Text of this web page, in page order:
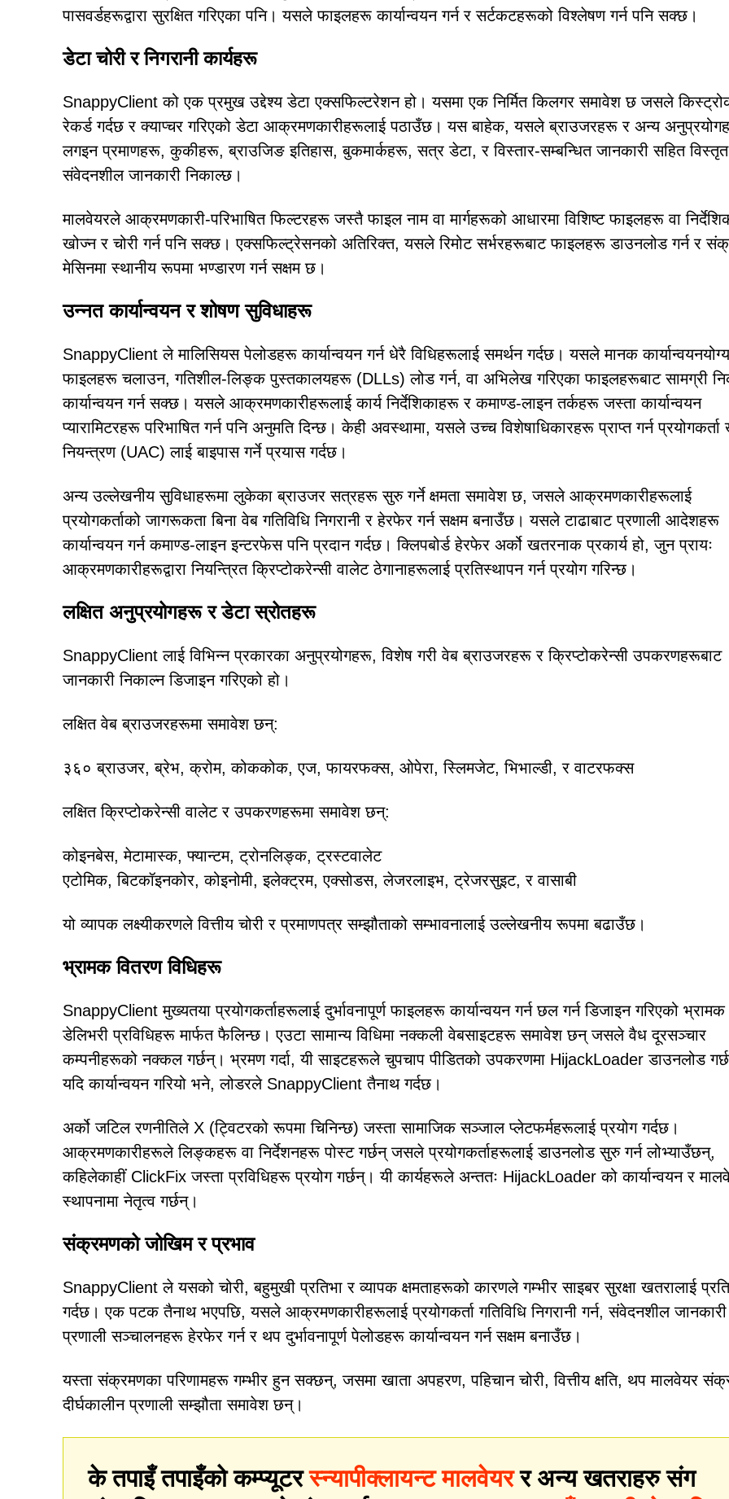
पासवर्डहरूद्वारा सुरक्षित गरिएका पनि। यसले फाइलहरू कार्यान्वयन गर्न र सर्टकटहरूको विश्लेषण गर्न पनि सक्छ।
डेटा चोरी र निगरानी कार्यहरू
SnappyClient को एक प्रमुख उद्देश्य डेटा एक्सफिल्टरेशन हो। यसमा एक निर्मित किलगर समावेश छ जसले
रेकर्ड गर्दछ र क्याप्चर गरिएको डेटा आक्रमणकारीहरूलाई पठाउँछ। यस बाहेक, यसले ब्राउजरहरू र अन्य
लगइन प्रमाणहरू, कुकीहरू, ब्राउजिङ इतिहास, बुकमार्कहरू, सत्र डेटा, र विस्तार-सम्बन्धित जानकारी सहित विस्तृत
संवेदनशील जानकारी निकाल्छ।
मालवेयरले आक्रमणकारी-परिभाषित फिल्टरहरू जस्तै फाइल नाम वा मार्गहरूको आधारमा विशिष्ट फाइलहरू वा
खोज्न र चोरी गर्न पनि सक्छ। एक्सफिल्ट्रेसनको अतिरिक्त, यसले रिमोट सर्भरहरूबाट फाइलहरू डाउनलोड गर्न र
मेसिनमा स्थानीय रूपमा भण्डारण गर्न सक्षम छ।
उन्नत कार्यान्वयन र शोषण सुविधाहरू
SnappyClient ले मालिसियस पेलोडहरू कार्यान्वयन गर्न धेरै विधिहरूलाई समर्थन गर्दछ। यसले मानक कार्यान्वयनयोग्य
फाइलहरू चलाउन, गतिशील-लिङ्क पुस्तकालयहरू (DLLs) लोड गर्न, वा अभिलेख गरिएका फाइलहरूबाट सामग्री
कार्यान्वयन गर्न सक्छ। यसले आक्रमणकारीहरूलाई कार्य निर्देशिकाहरू र कमाण्ड-लाइन तर्कहरू जस्ता कार्यान्वयन
प्यारामिटरहरू परिभाषित गर्न पनि अनुमति दिन्छ। केही अवस्थामा, यसले उच्च विशेषाधिकारहरू प्राप्त गर्न प्रयोगकर्ता
नियन्त्रण (UAC) लाई बाइपास गर्ने प्रयास गर्दछ।
अन्य उल्लेखनीय सुविधाहरूमा लुकेका ब्राउजर सत्रहरू सुरु गर्ने क्षमता समावेश छ, जसले आक्रमणकारीहरूलाई
प्रयोगकर्ताको जागरूकता बिना वेब गतिविधि निगरानी र हेरफेर गर्न सक्षम बनाउँछ। यसले टाढाबाट प्रणाली आदेशहरू
कार्यान्वयन गर्न कमाण्ड-लाइन इन्टरफेस पनि प्रदान गर्दछ। क्लिपबोर्ड हेरफेर अर्को खतरनाक प्रकार्य हो, जुन प्रायः
आक्रमणकारीहरूद्वारा नियन्त्रित क्रिप्टोकरेन्सी वालेट ठेगानाहरूलाई प्रतिस्थापन गर्न प्रयोग गरिन्छ।
लक्षित अनुप्रयोगहरू र डेटा स्रोतहरू
SnappyClient लाई विभिन्न प्रकारका अनुप्रयोगहरू, विशेष गरी वेब ब्राउजरहरू र क्रिप्टोकरेन्सी उपकरणहरूबाट
जानकारी निकाल्न डिजाइन गरिएको हो।
लक्षित वेब ब्राउजरहरूमा समावेश छन्:
३६० ब्राउजर, ब्रेभ, क्रोम, कोककोक, एज, फायरफक्स, ओपेरा, स्लिमजेट, भिभाल्डी, र वाटरफक्स
लक्षित क्रिप्टोकरेन्सी वालेट र उपकरणहरूमा समावेश छन्:
कोइनबेस, मेटामास्क, फ्यान्टम, ट्रोनलिङ्क, ट्रस्टवालेट
एटोमिक, बिटकॉइनकोर, कोइनोमी, इलेक्ट्रम, एक्सोडस, लेजरलाइभ, ट्रेजरसुइट, र वासाबी
यो व्यापक लक्ष्यीकरणले वित्तीय चोरी र प्रमाणपत्र सम्झौताको सम्भावनालाई उल्लेखनीय रूपमा बढाउँछ।
भ्रामक वितरण विधिहरू
SnappyClient मुख्यतया प्रयोगकर्ताहरूलाई दुर्भावनापूर्ण फाइलहरू कार्यान्वयन गर्न छल गर्न डिजाइन गरिएको भ्रामक
डेलिभरी प्रविधिहरू मार्फत फैलिन्छ। एउटा सामान्य विधिमा नक्कली वेबसाइटहरू समावेश छन् जसले वैध दूरसञ्चार
कम्पनीहरूको नक्कल गर्छन्। भ्रमण गर्दा, यी साइटहरूले चुपचाप पीडितको उपकरणमा HijackLoader डाउनलोड
यदि कार्यान्वयन गरियो भने, लोडरले SnappyClient तैनाथ गर्दछ।
अर्को जटिल रणनीतिले X (ट्विटरको रूपमा चिनिन्छ) जस्ता सामाजिक सञ्जाल प्लेटफर्महरूलाई प्रयोग गर्दछ।
आक्रमणकारीहरूले लिङ्कहरू वा निर्देशनहरू पोस्ट गर्छन् जसले प्रयोगकर्ताहरूलाई डाउनलोड सुरु गर्न लोभ्याउँछन्,
कहिलेकाहीं ClickFix जस्ता प्रविधिहरू प्रयोग गर्छन्। यी कार्यहरूले अन्ततः HijackLoader को कार्यान्वयन र
स्थापनामा नेतृत्व गर्छन्।
संक्रमणको जोखिम र प्रभाव
SnappyClient ले यसको चोरी, बहुमुखी प्रतिभा र व्यापक क्षमताहरूको कारणले गम्भीर साइबर सुरक्षा खतरालाई
गर्दछ। एक पटक तैनाथ भएपछि, यसले आक्रमणकारीहरूलाई प्रयोगकर्ता गतिविधि निगरानी गर्न, संवेदनशील जानकारी
प्रणाली सञ्चालनहरू हेरफेर गर्न र थप दुर्भावनापूर्ण पेलोडहरू कार्यान्वयन गर्न सक्षम बनाउँछ।
यस्ता संक्रमणका परिणामहरू गम्भीर हुन सक्छन्, जसमा खाता अपहरण, पहिचान चोरी, वित्तीय क्षति, थप मालवेयर
दीर्घकालीन प्रणाली सम्झौता समावेश छन्।
के तपाइँ तपाइँको कम्प्यूटरस्न्यापीक्लायन्ट मालवेयरर अन्य खतराहरु संग